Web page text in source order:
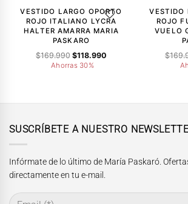
$169.990.
$118.990.
AGREGAR A LA
VESTIDO LARGO OPORTO
ROJO ITALIANO LYCRA
HALTER AMARRA MARIA
PASKARO
$169.990 El
precio
$118.990
El
precio
Ahorras 30%
VESTIDO
ROJO
VUELO
$
SUSCRÍBETE A NUESTRO
Infórmate de lo último de María Paskaró.
directamente en tu e-mail.